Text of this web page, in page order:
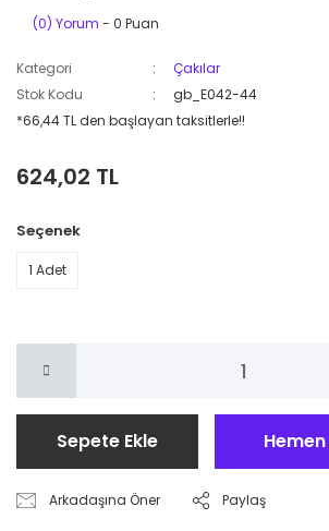
(0) Yorum - 0 Puan
Kategori
Çakılar
Stok Kodu
gb_E042-44
*66,44 TL den başlayan taksitlerle!!
624,02 TL
Seçenek
1 Adet
Sepete Ekle Hemen
Arkadaşına Öner Paylaş